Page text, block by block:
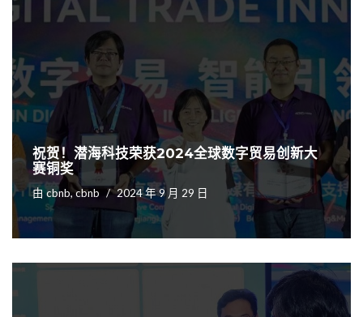
祝贺！潜海科技荣获2024全球数字贸易创新大
赛铜奖
由cbnb, cbnb 2024 年 9 月 29 日